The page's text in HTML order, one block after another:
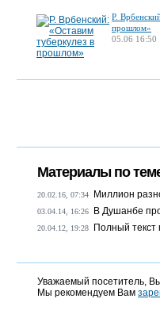
Р.
прошлом»
05.06 16:50
Материалы по
20.02.16, 07:34 Миллион
03.04.14, 16:26 В Душанбе
20.04.12, 19:28 Полный текст
Уважаемый посетитель,
Мы рекомендуем Вам